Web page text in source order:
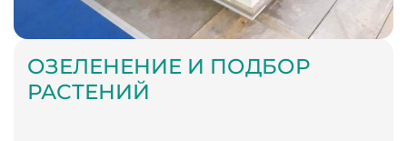
ОЗЕЛЕНЕНИЕ И ПОДБОР
РАСТЕНИЙ